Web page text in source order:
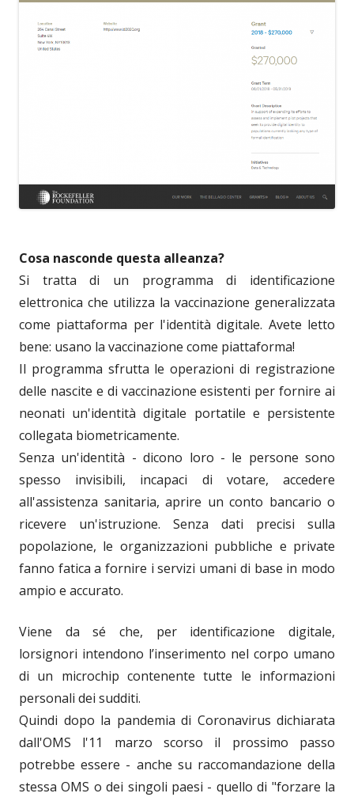
Cosa nasconde questa alleanza?
Si tratta di un programma di identificazione
elettronica che utilizza la vaccinazione generalizzata
come piattaforma per l'identità digitale. Avete letto
bene: usano la vaccinazione come piattaforma!
Il programma sfrutta le operazioni di registrazione
delle nascite e di vaccinazione esistenti per fornire ai
neonati un'identità digitale portatile e persistente
collegata biometricamente.
Senza un'identità - dicono loro - le persone sono
spesso invisibili, incapaci di votare, accedere
all'assistenza sanitaria, aprire un conto bancario o
ricevere un'istruzione. Senza dati precisi sulla
popolazione, le organizzazioni pubbliche e private
fanno fatica a fornire i servizi umani di base in modo
ampio e accurato.
Viene da sé che, per identificazione digitale,
lorsignori intendono l’inserimento nel corpo umano
di un microchip contenente tutte le informazioni
personali dei sudditi.
Quindi dopo la pandemia di Coronavirus dichiarata
dall'OMS l'11 marzo scorso il prossimo passo
potrebbe essere - anche su raccomandazione della
stessa OMS o dei singoli paesi - quello di "forzare la